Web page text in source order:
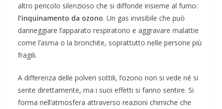
altro pericolo silenzioso che si diffonde insieme al fumo:
l’inquinamento da ozono. Un gas invisibile che può
danneggiare l’apparato respiratorio e aggravare malattie
come l’asma o la bronchite, soprattutto nelle persone più
fragili.
A differenza delle polveri sottili, l’ozono non si vede né si
sente direttamente, ma i suoi effetti si fanno sentire. Si
forma nell’atmosfera attraverso reazioni chimiche che